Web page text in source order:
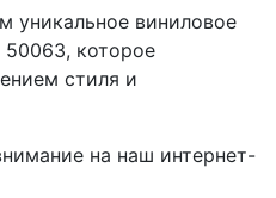
уникальное виниловое
50063, которое
стиля и
на наш интернет-